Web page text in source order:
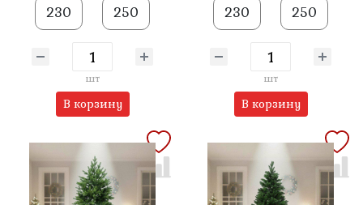
230 250
шт
В корзину
230 250
шт
В корзину